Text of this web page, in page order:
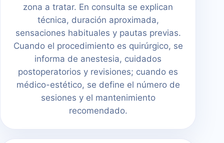
zona a tratar. En consulta se explican
técnica, duración aproximada,
sensaciones habituales y pautas previas.
Cuando el procedimiento es quirúrgico, se
informa de anestesia, cuidados
postoperatorios y revisiones; cuando es
médico-estético, se define el número de
sesiones y el mantenimiento
recomendado.